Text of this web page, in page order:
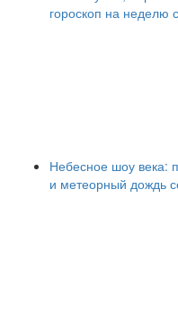
гороскоп на неделю
Небесное шоу века:
и метеорный дождь